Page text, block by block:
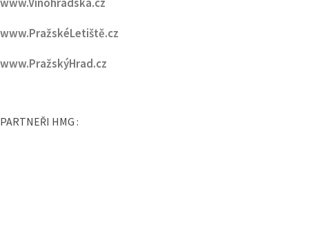
www.PražskýHrad.cz
PARTNEŘI HMG :